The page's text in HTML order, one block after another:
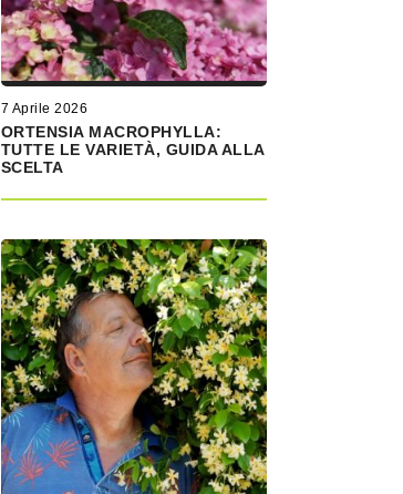
7 Aprile 2026
ORTENSIA MACROPHYLLA:
TUTTE LE VARIETÀ, GUIDA ALLA
SCELTA